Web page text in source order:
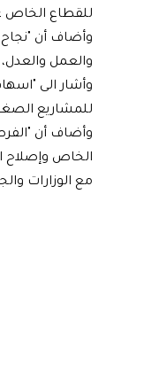
للقطاع الخاص
وأضاف أن "نجاح
والعمل
للمشاريع
وأضاف أن
الخاص وإصلاح
مع الوزارات